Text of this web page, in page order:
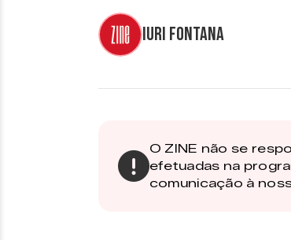
Iuri Fontana
O ZINE não se
efetuadas na
comunicação à